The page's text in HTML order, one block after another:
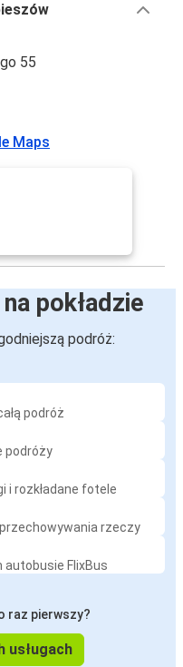
55
Maps
pokładzie
podróż:
podróż
podróży
i rozkładane fotele
rzeczy
autobusie FlixBus
raz pierwszy?
usługach